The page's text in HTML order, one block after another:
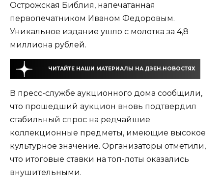
Острожская Библия, напечатанная
первопечатником Иваном Федоровым.
Уникальное издание ушло с молотка за 4,8
миллиона рублей.
ЧИТАЙТЕ НАШИ МАТЕРИАЛЫ НА ДЗЕН.НОВОСТЯХ
В пресс-службе аукционного дома сообщили,
что прошедший аукцион вновь подтвердил
стабильный спрос на редчайшие
коллекционные предметы, имеющие высокое
культурное значение. Организаторы отметили,
что итоговые ставки на топ-лоты оказались
внушительными.